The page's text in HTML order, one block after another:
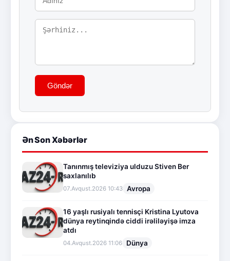
Göndər
Ən Son Xəbərlər
Tanınmış televiziya ulduzu Stiven Ber
saxlanılıb
07.Avqust.2026 10:43 Avropa
16 yaşlı rusiyalı tennisçi Kristina Lyutova
dünya reytinqində ciddi irəliləyişə imza
atdı
04.Avqust.2026 11:06 Dünya